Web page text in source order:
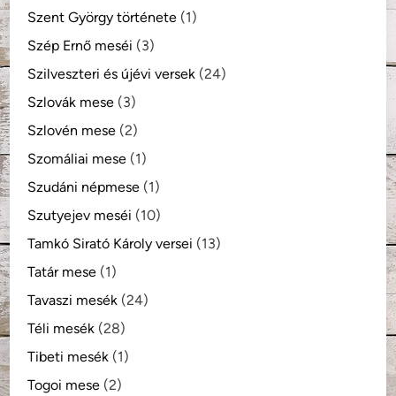
Szent György története (1)
Szép Ernő meséi (3)
Szilveszteri és újévi versek (24)
Szlovák mese (3)
Szlovén mese (2)
Szomáliai mese (1)
Szudáni népmese (1)
Szutyejev meséi (10)
Tamkó Sirató Károly versei (13)
Tatár mese (1)
Tavaszi mesék (24)
Téli mesék (28)
Tibeti mesék (1)
Togoi mese (2)